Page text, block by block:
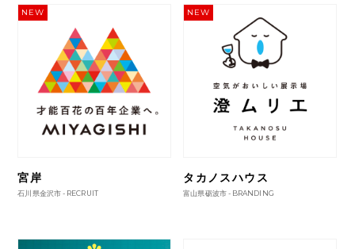
NEW
宮岸
石川県金沢市 - RECRUIT
NEW
タカノスハウス
富山県砺波市 - BRANDING